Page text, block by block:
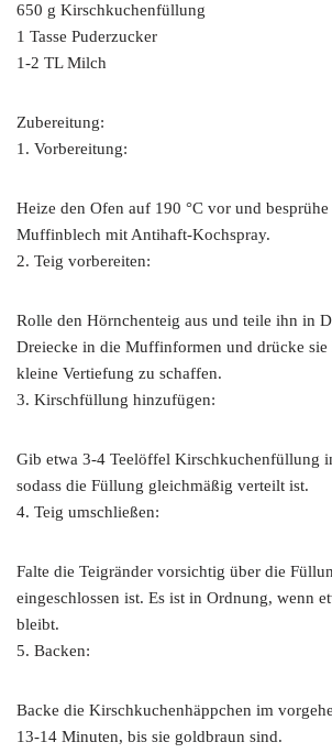
650 g Kirschkuchenfüllung
1 Tasse Puderzucker
1-2 TL Milch
Zubereitung:
1. Vorbereitung:
Heize den Ofen auf 190 °C vor und
Muffinblech mit Antihaft-Kochspray.
2. Teig vorbereiten:
Rolle den Hörnchenteig aus und teile ihn in
Dreiecke in die Muffinformen und drücke sie
kleine Vertiefung zu schaffen.
3. Kirschfüllung hinzufügen:
Gib etwa 3-4 Teelöffel Kirschkuchenfüllung
sodass die Füllung gleichmäßig verteilt ist.
4. Teig umschließen:
Falte die Teigränder vorsichtig über die
eingeschlossen ist. Es ist in Ordnung, wenn
bleibt.
5. Backen:
Backe die Kirschkuchenhäppchen im
13-14 Minuten, bis sie goldbraun sind.